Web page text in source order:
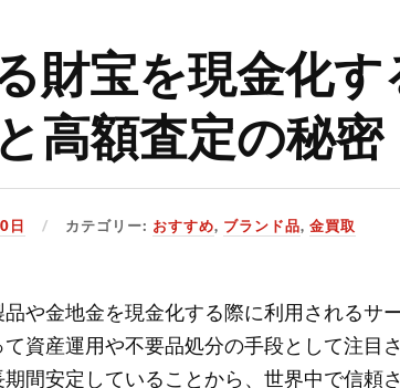
財宝を現金化す
高額査定の秘密
日 カテゴリー: おすすめ, ブランド品,金買取
や金地金を現金化する際に利用されるサ
資産運用や不要品処分の手段として注目
間安定していることから、世界中で信頼